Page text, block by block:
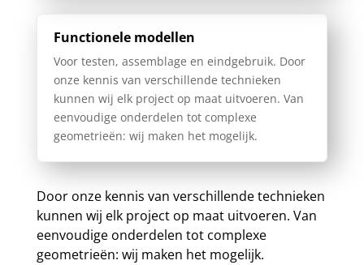
Functionele modellen
Voor testen, assemblage en eindgebruik. Door
onze kennis van verschillende technieken
kunnen wij elk project op maat uitvoeren. Van
eenvoudige onderdelen tot complexe
geometrieën: wij maken het mogelijk.
Door onze kennis van verschillende technieken
kunnen wij elk project op maat uitvoeren. Van
eenvoudige onderdelen tot complexe
geometrieën: wij maken het mogelijk.